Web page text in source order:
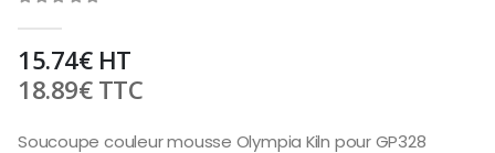
15.74€HT
18.89€TTC
Soucoupe couleur mousse Olympia Kiln pour GP328